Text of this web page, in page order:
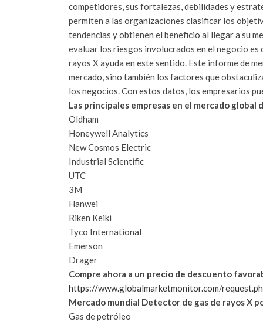
competidores, sus fortalezas, debilidades y
permiten a las organizaciones clasificar los
tendencias y obtienen el beneficio al llegar a su
evaluar los riesgos involucrados en el negocio
rayos X ayuda en este sentido. Este informe de
mercado, sino también los factores que
los negocios. Con estos datos, los empresarios
Las principales empresas en el mercado
Oldham
Honeywell Analytics
New Cosmos Electric
Industrial Scientific
UTC
3M
Hanwei
Riken Keiki
Tyco International
Emerson
Drager
Compre ahora a un precio de descuento
https://www.globalmarketmonitor.com/
Mercado mundial Detector de gas de rayos X
Gas de petróleo